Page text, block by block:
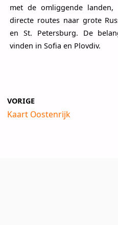
met de omliggende
directe routes naar grote
en St. Petersburg. De
vinden in Sofia en Plovdiv.
VORIGE
Kaart Oostenrijk